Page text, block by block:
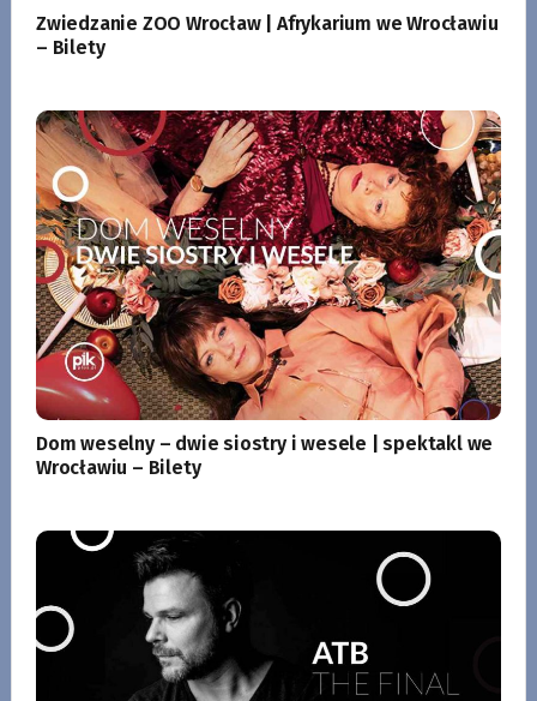
Zwiedzanie ZOO Wrocław | Afrykarium we Wrocławiu
– Bilety
Dom weselny – dwie siostry i wesele | spektakl we
Wrocławiu – Bilety